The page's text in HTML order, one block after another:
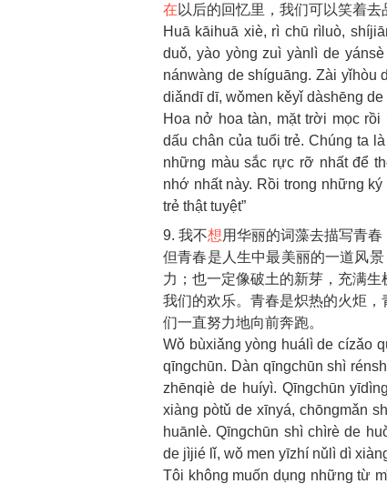
在 以后的回忆里，我们可以笑着
Huā kāihuā xiè, rì chū rìluò,
duǒ, yào yòng zuì yànlì de
nánwàng de shíguāng. Zài yǐhòu
diǎndī dī, wǒmen kěyǐ dàshēng
Hoa nở hoa tàn, mặt trời mọc
dấu chân của tuổi trẻ. Chúng ta
những màu sắc rực rỡ nhất để
nhớ nhất này. Rồi trong những
trẻ thật tuyệt”
9. 我不想用华丽的词藻去描写青春
但青春是人生中最美丽的一道风
力；也一定像破土的新芽，充满
我们的欢乐。青春是炽热的火炬
们一直努力地向前奔跑。
Wǒ bùxiǎng yòng huálì de cízǎo
qīngchūn. Dàn qīngchūn shì
zhēnqiè de huíyì. Qīngchūn
xiàng pòtǔ de xīnyá, chōngmǎn
huānlè. Qīngchūn shì chìrè de
de jìjié lǐ, wǒ men yīzhí nǔlì dì
Tôi không muốn dụng những từ